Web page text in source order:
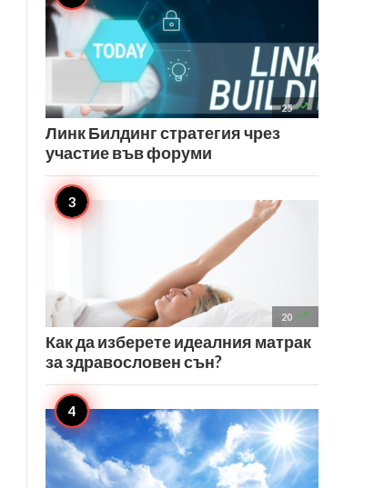
25 
Линк Билдинг стратегия чрез
участие във форуми
20 
Как да изберете идеалния матрак
за здравословен сън?